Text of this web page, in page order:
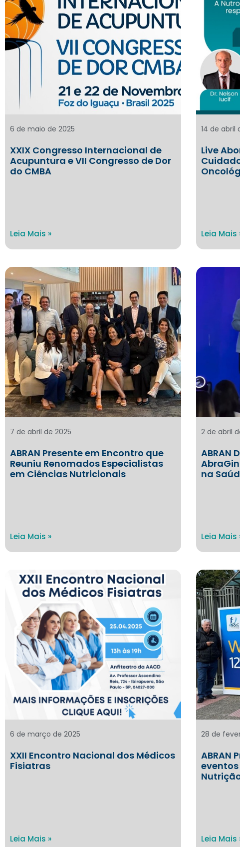
XXIX Congresso Internacional de
Acupuntura e VII Congresso de Dor
do CMBA
6 de maio de 2025
Leia Mais »
Live
14 de abril
Leia Mais
ABRAN Presente em Encontro que
Reuniu Renomados Especialistas
em Ciências Nutricionais
7 de abril de 2025
Leia Mais »
ABRAN
na
2 de abril
Leia Mais
XXII Encontro Nacional dos Médicos
Fisiatras
6 de março de 2025
Leia Mais »
ABRAN
28 de
Leia Mais